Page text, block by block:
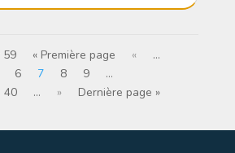
59 « Première page «
…
6 7 8 9
…
40 … » Dernière page »